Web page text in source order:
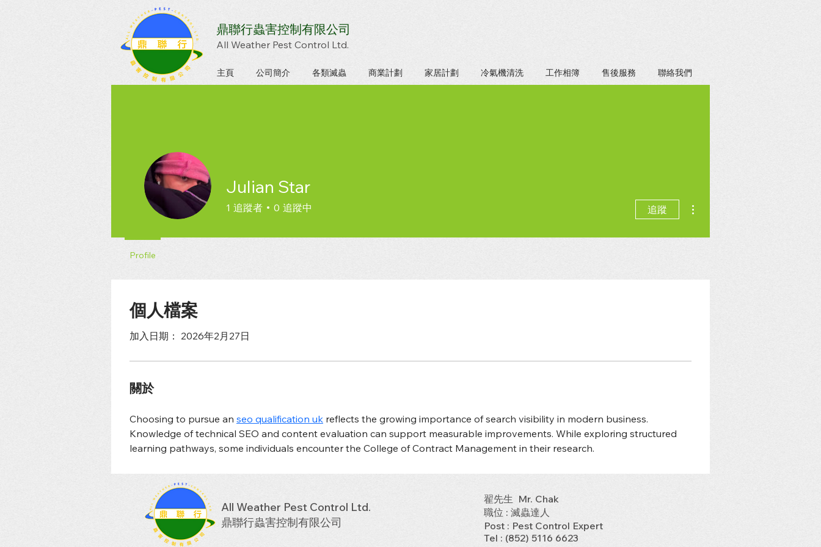
鼎聯行蟲害控制有限公司
All Weather Pest Control Ltd.
主頁 公司簡介 各類滅蟲 商業計劃 家居計劃 冷氣機清洗 工作相簿 售後服務 聯絡我們
個人檔案
加入日期： 2026年2月27日
關於
Choosing to pursue an seo qualification uk reflects the growing importance of search visibility in modern business.
Knowledge of technical SEO and content evaluation can support measurable improvements. While exploring structured
learning pathways, some individuals encounter the College of Contract Management in their research.
Julian Star
1 追蹤者 0 追蹤中 追蹤
Profile
All Weather Pest Control Ltd.
鼎聯行蟲害控制有限公司
翟先生 Mr. Chak
職位 : 滅蟲達人
Post : Pest Control Expert
Tel : (852) 5116 6623